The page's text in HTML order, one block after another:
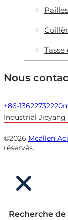
Nous
+86-13622732220
Industrial
©2026 Mcallen
réservés.
Recherche